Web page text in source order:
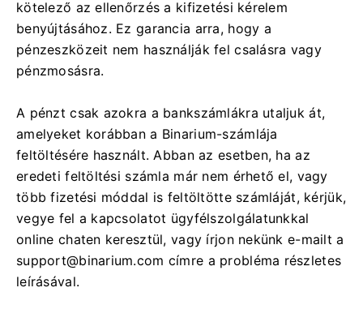
kötelező az ellenőrzés a kifizetési kérelem
benyújtásához. Ez garancia arra, hogy a
pénzeszközeit nem használják fel csalásra vagy
pénzmosásra.
A pénzt csak azokra a bankszámlákra utaljuk át,
amelyeket korábban a Binarium-számlája
feltöltésére használt. Abban az esetben, ha az
eredeti feltöltési számla már nem érhető el, vagy
több fizetési móddal is feltöltötte számláját, kérjük,
vegye fel a kapcsolatot ügyfélszolgálatunkkal
online chaten keresztül, vagy írjon nekünk e-mailt a
support@binarium.com címre a probléma részletes
leírásával.